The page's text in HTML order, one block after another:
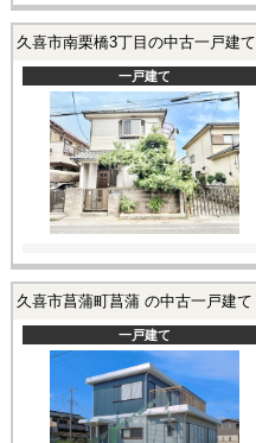
久喜市南栗橋3丁目の中古一戸建て
一戸建て
久喜市菖蒲町菖蒲 の中古一戸建て
一戸建て